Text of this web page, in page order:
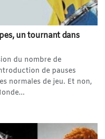
un tournant dans
du nombre de
de pauses
normales de jeu. Et non,